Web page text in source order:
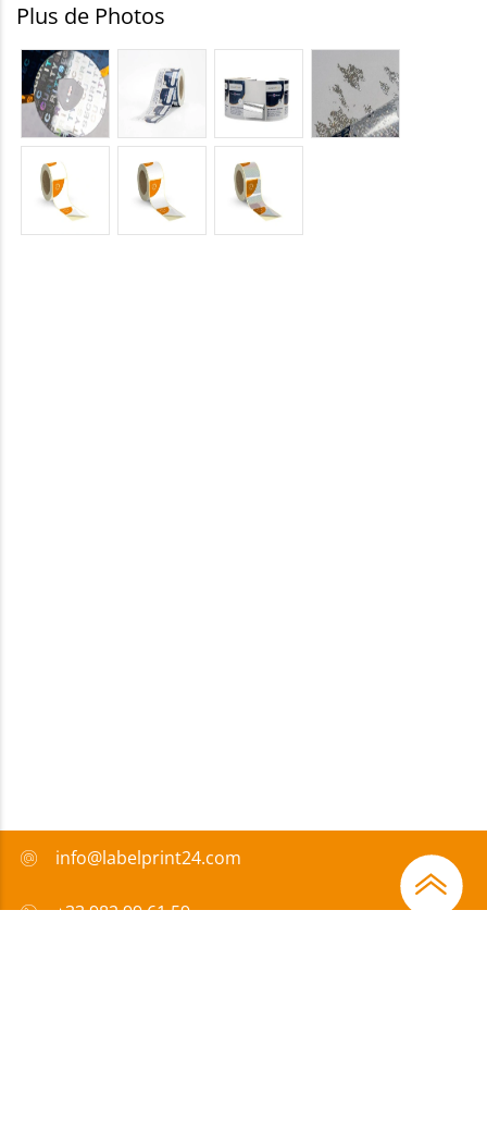
Plus de Photos
info@labelprint24.com
+33 982 99 61 59